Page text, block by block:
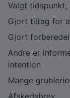
Valgt tidspunkt,
Gjort tiltag for
Gjort
Andre er
intention
Mange
Afskedsbrev